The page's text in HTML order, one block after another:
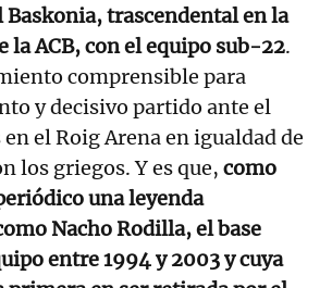
Baskonia, trascendental en la
la ACB, con el equipo sub-22.
comprensible para
y decisivo partido ante el
el Roig Arena en igualdad de
los griegos. Y es que, como
una leyenda
Nacho Rodilla, el base
entre 1994 y 2003 y cuya